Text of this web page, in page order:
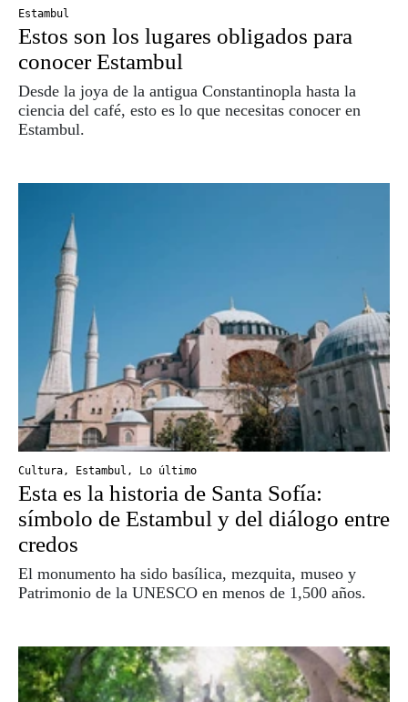
Estambul
Estos son los lugares obligados para
conocer Estambul
Desde la joya de la antigua Constantinopla hasta la
ciencia del café, esto es lo que necesitas conocer en
Estambul.
Cultura , Estambul , Lo último
Esta es la historia de Santa Sofía:
símbolo de Estambul y del diálogo entre
credos
El monumento ha sido basílica, mezquita, museo y
Patrimonio de la UNESCO en menos de 1,500 años.